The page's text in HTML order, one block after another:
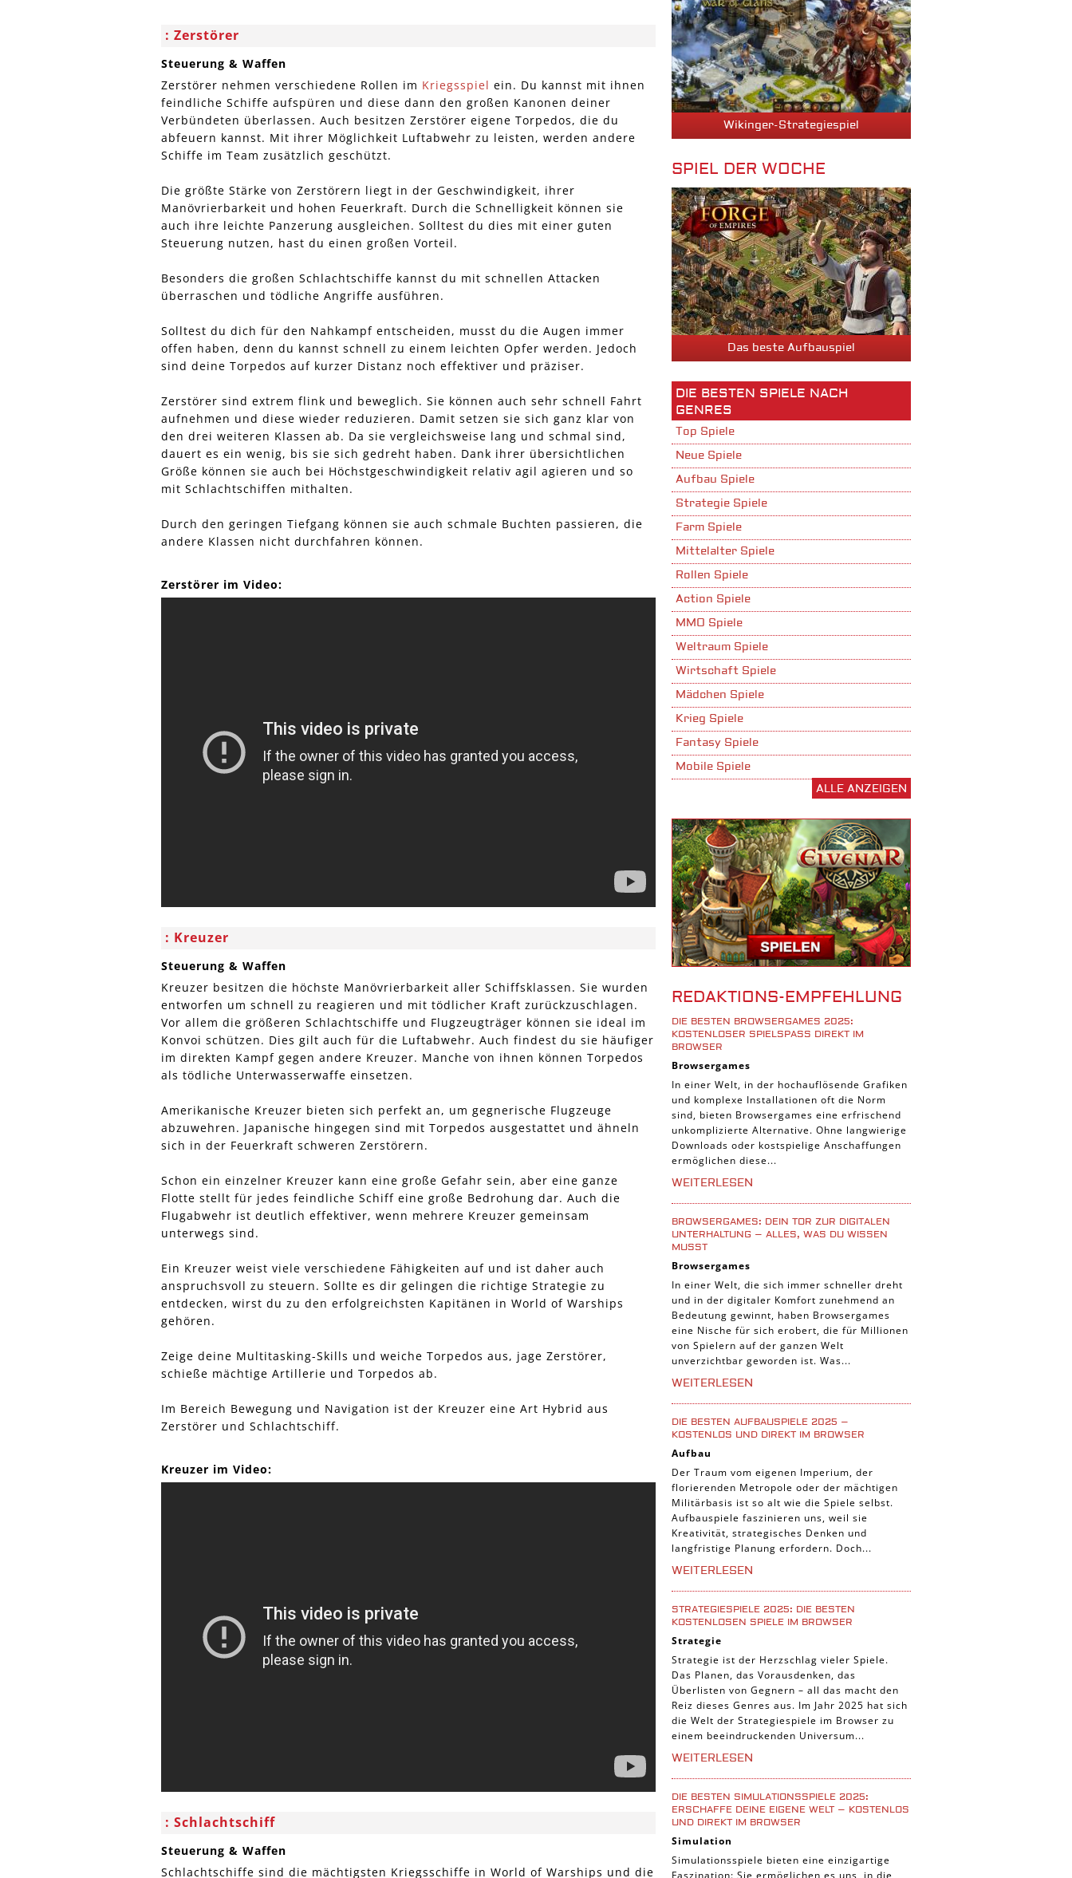
Zerstörer
Steuerung & Waffen
Zerstörer nehmen verschiedene Rollen im Kriegsspiel ein. Du kannst mit ihnen
feindliche Schiffe aufspüren und diese dann den großen Kanonen deiner
Verbündeten überlassen. Auch besitzen Zerstörer eigene Torpedos, die du
abfeuern kannst. Mit ihrer Möglichkeit Luftabwehr zu leisten, werden andere
Schiffe im Team zusätzlich geschützt.
Die größte Stärke von Zerstörern liegt in der Geschwindigkeit, ihrer
Manövrierbarkeit und hohen Feuerkraft. Durch die Schnelligkeit können sie
auch ihre leichte Panzerung ausgleichen. Solltest du dies mit einer guten
Steuerung nutzen, hast du einen großen Vorteil.
Besonders die großen Schlachtschiffe kannst du mit schnellen Attacken
überraschen und tödliche Angriffe ausführen.
Solltest du dich für den Nahkampf entscheiden, musst du die Augen immer
offen haben, denn du kannst schnell zu einem leichten Opfer werden. Jedoch
sind deine Torpedos auf kurzer Distanz noch effektiver und präziser.
Zerstörer sind extrem flink und beweglich. Sie können auch sehr schnell Fahrt
aufnehmen und diese wieder reduzieren. Damit setzen sie sich ganz klar von
den drei weiteren Klassen ab. Da sie vergleichsweise lang und schmal sind,
dauert es ein wenig, bis sie sich gedreht haben. Dank ihrer übersichtlichen
Größe können sie auch bei Höchstgeschwindigkeit relativ agil agieren und so
mit Schlachtschiffen mithalten.
Durch den geringen Tiefgang können sie auch schmale Buchten passieren, die
andere Klassen nicht durchfahren können.
Zerstörer im Video:
Kreuzer
Steuerung & Waffen
Kreuzer besitzen die höchste Manövrierbarkeit aller Schiffsklassen. Sie wurden
entworfen um schnell zu reagieren und mit tödlicher Kraft zurückzuschlagen.
Vor allem die größeren Schlachtschiffe und Flugzeugträger können sie ideal im
Konvoi schützen. Dies gilt auch für die Luftabwehr. Auch findest du sie häufiger
im direkten Kampf gegen andere Kreuzer. Manche von ihnen können Torpedos
als tödliche Unterwasserwaffe einsetzen.
Amerikanische Kreuzer bieten sich perfekt an, um gegnerische Flugzeuge
abzuwehren. Japanische hingegen sind mit Torpedos ausgestattet und ähneln
sich in der Feuerkraft schweren Zerstörern.
Schon ein einzelner Kreuzer kann eine große Gefahr sein, aber eine ganze
Flotte stellt für jedes feindliche Schiff eine große Bedrohung dar. Auch die
Flugabwehr ist deutlich effektiver, wenn mehrere Kreuzer gemeinsam
unterwegs sind.
Ein Kreuzer weist viele verschiedene Fähigkeiten auf und ist daher auch
anspruchsvoll zu steuern. Sollte es dir gelingen die richtige Strategie zu
entdecken, wirst du zu den erfolgreichsten Kapitänen in World of Warships
gehören.
Zeige deine Multitasking-Skills und weiche Torpedos aus, jage Zerstörer,
schieße mächtige Artillerie und Torpedos ab.
Im Bereich Bewegung und Navigation ist der Kreuzer eine Art Hybrid aus
Zerstörer und Schlachtschiff.
Kreuzer im Video:
Schlachtschiff
Steuerung & Waffen
Schlachtschiffe sind die mächtigsten Kriegsschiffe in World of Warships und die
Wikinger-Strategiespiel
SPIEL DER WOCHE
Das beste Aufbauspiel
DIE BESTEN SPIELE NACH
GENRES
Top Spiele
Neue Spiele
Aufbau Spiele
Strategie Spiele
Farm Spiele
Mittelalter Spiele
Rollen Spiele
Action Spiele
MMO Spiele
Weltraum Spiele
Wirtschaft Spiele
Mädchen Spiele
Krieg Spiele
Fantasy Spiele
Mobile Spiele
Download Spiele
3D Spiele
Tablet Spiele
Android Spiele
iPhone Spiele
iOS Spiele
Cross-Platform Spiele
iPad Spiele
Denk Spiele
Piraten Spiele
Sport Spiele
Pferde Spiele
Simulation Spiele
Abenteuer Spiele
Online Spiele
3-Gewinnt Spiele
Trading Card Spiele
Manager Spiele
ALLE ANZEIGEN
REDAKTIONS-EMPFEHLUNG
DIE BESTEN BROWSERGAMES 2025:
KOSTENLOSER SPIELSPASS DIREKT IM B
ROWSER
Browsergames
In einer Welt, in der hochauflösende Grafiken
und komplexe Installationen oft die Norm
sind, bieten Browsergames eine erfrischend
unkomplizierte Alternative. Ohne langwierige
Downloads oder kostspielige Anschaffungen
ermöglichen diese...
WEITERLESEN
BROWSERGAMES: DEIN TOR ZUR DIGITALEN
UNTERHALTUNG – ALLES, WAS DU WISSEN
MUSST
Browsergames
In einer Welt, die sich immer schneller dreht
und in der digitaler Komfort zunehmend an
Bedeutung gewinnt, haben Browsergames
eine Nische für sich erobert, die für Millionen
von Spielern auf der ganzen Welt
unverzichtbar geworden ist. Was...
WEITERLESEN
DIE BESTEN AUFBAUSPIELE 2025 –
KOSTENLOS UND DIREKT IM BROWSER
Aufbau
Der Traum vom eigenen Imperium, der
florierenden Metropole oder der mächtigen
Militärbasis ist so alt wie die Spiele selbst.
Aufbauspiele faszinieren uns, weil sie
Kreativität, strategisches Denken und
langfristige Planung erfordern. Doch...
WEITERLESEN
STRATEGIESPIELE 2025: DIE BESTEN
KOSTENLOSEN SPIELE IM BROWSER
Strategie
Strategie ist der Herzschlag vieler Spiele.
Das Planen, das Vorausdenken, das
Überlisten von Gegnern – all das macht den
Reiz dieses Genres aus. Im Jahr 2025 hat sich
die Welt der Strategiespiele im Browser zu
einem beeindruckenden Universum...
WEITERLESEN
DIE BESTEN SIMULATIONSSPIELE 2025:
ERSCHAFFE DEINE EIGENE WELT – KOSTENLOS
UND DIREKT IM BROWSER
Simulation
Simulationsspiele bieten eine einzigartige
Faszination: Sie ermöglichen es uns, in die